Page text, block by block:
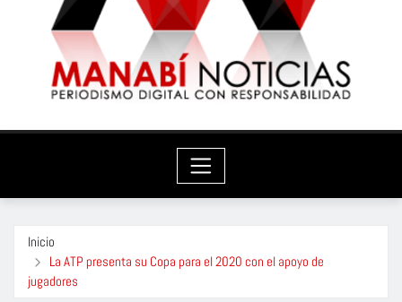
Inicio
La ATP presenta su Copa para el 2020 con el apoyo de
jugadores